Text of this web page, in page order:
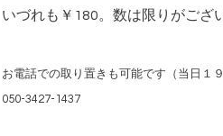
いづれも￥180。数は限りがござ
お電話での取り置きも可能です（当日１
050-3427-1437